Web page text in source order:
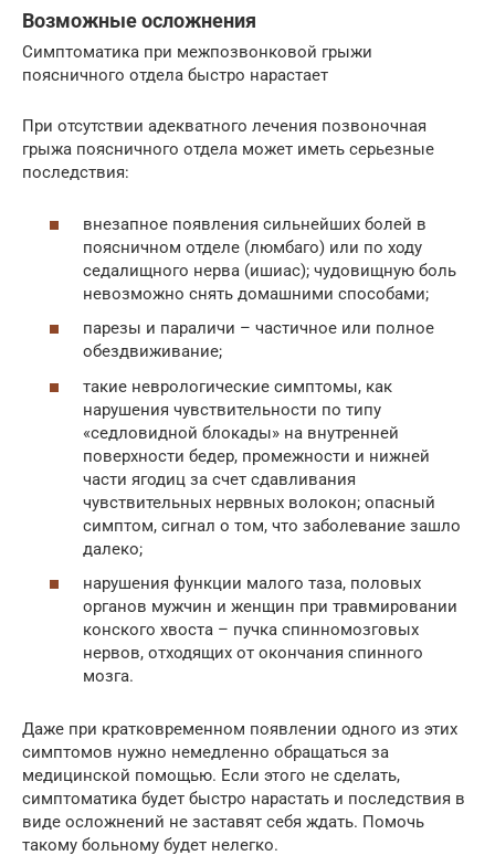
Возможные осложнения
Симптоматика при межпозвонковой грыжи
поясничного отдела быстро нарастает
При отсутствии адекватного лечения позвоночная
грыжа поясничного отдела может иметь серьезные
последствия:
внезапное появления сильнейших болей в
поясничном отделе (люмбаго) или по ходу
седалищного нерва (ишиас); чудовищную боль
невозможно снять домашними способами;
парезы и параличи – частичное или полное
обездвиживание;
такие неврологические симптомы, как
нарушения чувствительности по типу
«седловидной блокады» на внутренней
поверхности бедер, промежности и нижней
части ягодиц за счет сдавливания
чувствительных нервных волокон; опасный
симптом, сигнал о том, что заболевание зашло
далеко;
нарушения функции малого таза, половых
органов мужчин и женщин при травмировании
конского хвоста – пучка спинномозговых
нервов, отходящих от окончания спинного
мозга.
Даже при кратковременном появлении одного из этих
симптомов нужно немедленно обращаться за
медицинской помощью. Если этого не сделать,
симптоматика будет быстро нарастать и последствия в
виде осложнений не заставят себя ждать. Помочь
такому больному будет нелегко.